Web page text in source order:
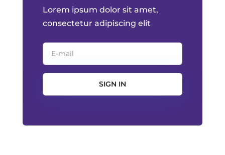
Lorem ipsum dolor sit amet,
consectetur adipiscing elit
SIGN IN